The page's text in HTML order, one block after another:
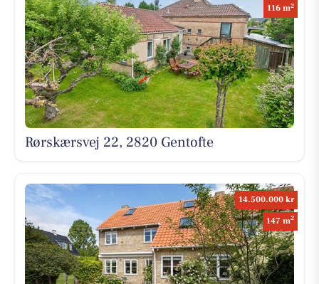
116 m2
Rørskærsvej 22, 2820 Gentofte
14.500.000 kr
147 m2